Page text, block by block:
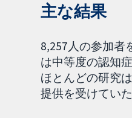
主な結果
8,257人の参加者
は中等度の認知
ほとんどの研究
提供を受けてい